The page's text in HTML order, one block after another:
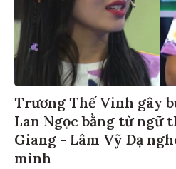
Trương Thế Vinh gây
Lan Ngọc bằng từ ngữ
Giang - Lâm Vỹ Dạ
mình